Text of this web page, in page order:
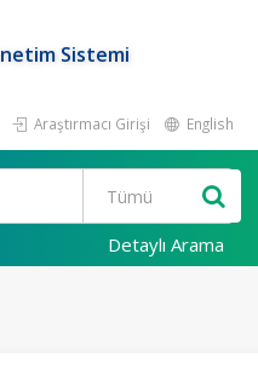
Sistemi
Araştırmacı Girişi English
Detaylı Arama